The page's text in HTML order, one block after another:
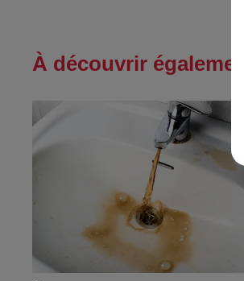
À découvrir également